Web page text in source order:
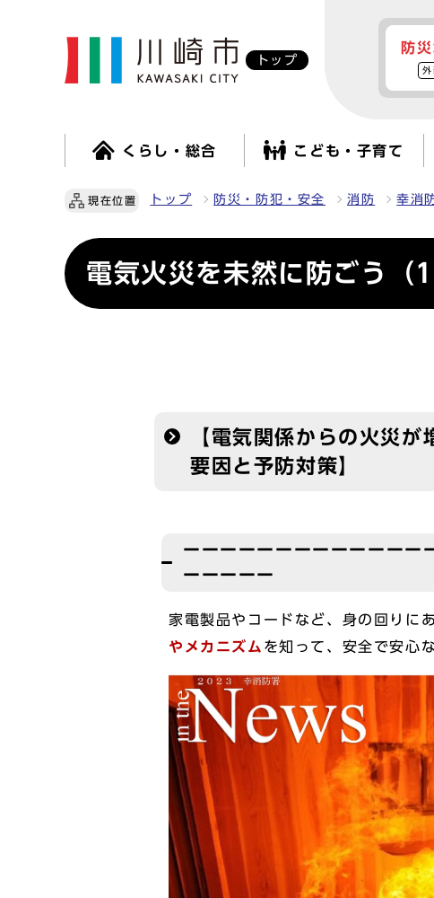
トップ
防
外
くらし・総合 こども・子育て
現在位置 トップ 防災・防犯・安全 消防 幸消
電気火災を未然に防ごう（1
【電気関係からの火災
要因と予防対策】
ーーーーーーーーーーーーー
ーーーーー
家電製品やコードなど、身の回りに
やメカニズム を知って、安全で安心